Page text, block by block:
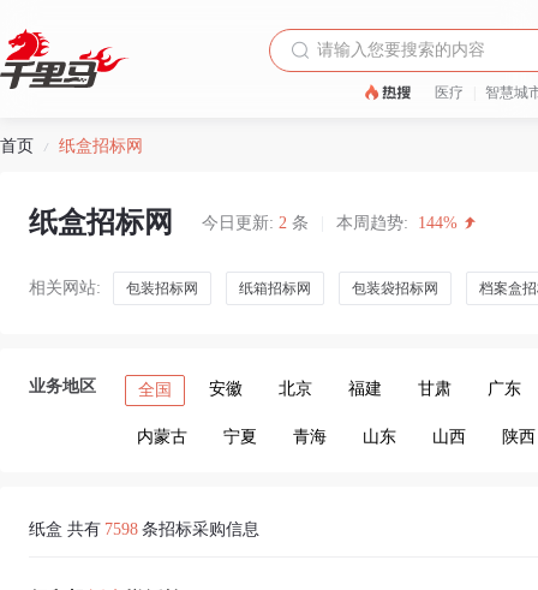
医疗 智慧城
首页 / 纸盒招标网
纸盒招标网 今日更新: 2 条 本周趋势: 144%
相关网站: 包装招标网 纸箱招标网 包装袋招标网 档案盒
业务地区 全国 安徽 北京 福建 甘肃 广东
内蒙古 宁夏 青海 山东 山西 陕西
纸盒 共有 7598 条招标采购信息